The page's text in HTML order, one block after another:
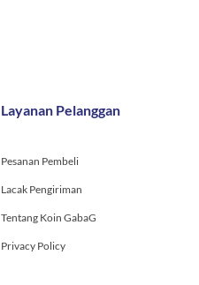
Layanan Pelanggan
Pesanan Pembeli
Lacak Pengiriman
Tentang Koin GabaG
Privacy Policy